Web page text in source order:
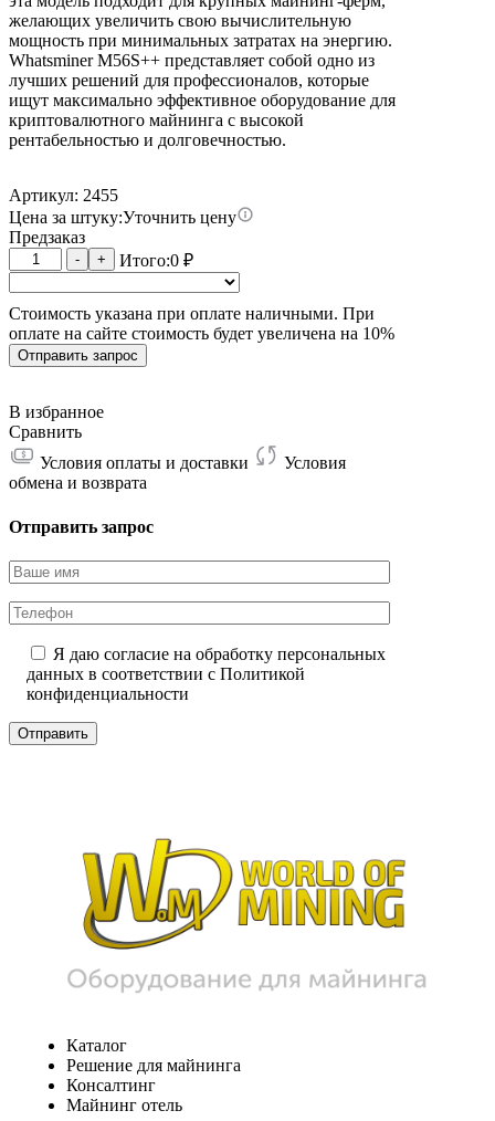
желающих увеличить свою вычислительную
мощность при минимальных затратах на энергию.
Whatsminer M56S++ представляет собой одно из
лучших решений для профессионалов, которые
ищут максимально эффективное оборудование для
криптовалютного майнинга с высокой
рентабельностью и долговечностью.
Артикул: 2455
Цена за штуку:Уточнить цену
Предзаказ
Количество
товара
Whatsminer
M56S++
22W
236T
- + Итого:0₽
Стоимость указана при оплате наличными. При
оплате на сайте стоимость будет увеличена на 10%
Отправить запрос
В избранное
Сравнить
Условия оплаты и доставки
Условия
обмена и возврата
Отправить запрос
Я даю согласие на обработку персональных
данных в соответствии с Политикой
конфиденциальности
Каталог
Решение для майнинга
Консалтинг
Майнинг отель